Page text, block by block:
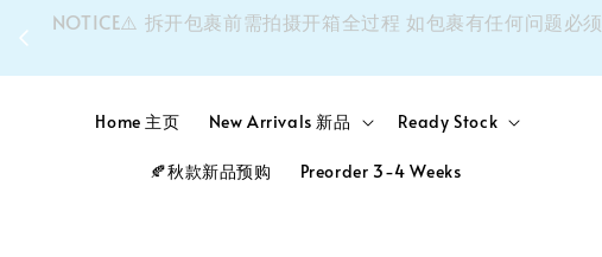
NOTICE⚠️ 拆开包裹前需拍摄开箱全过程 如包裹有任何问题必
Home 主页 New Arrivals 新品 Ready Stock
🍂秋款新品预购 Preorder 3-4 Weeks